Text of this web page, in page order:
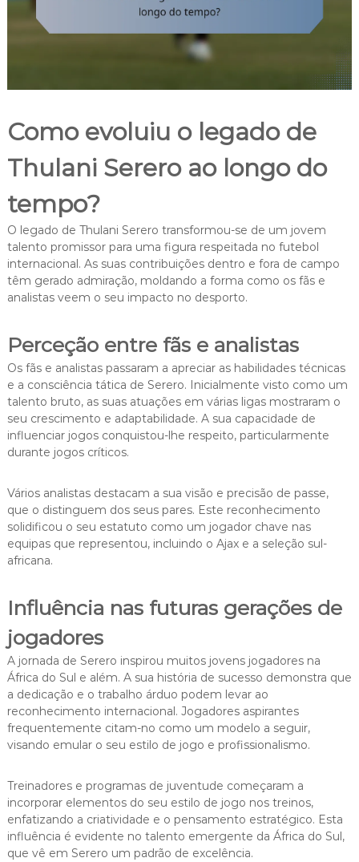
Como evoluiu o legado de
Thulani Serero ao longo do
tempo?
O legado de Thulani Serero transformou-se de um jovem
talento promissor para uma figura respeitada no futebol
internacional. As suas contribuições dentro e fora de campo
têm gerado admiração, moldando a forma como os fãs e
analistas veem o seu impacto no desporto.
Perceção entre fãs e analistas
Os fãs e analistas passaram a apreciar as habilidades técnicas
e a consciência tática de Serero. Inicialmente visto como um
talento bruto, as suas atuações em várias ligas mostraram o
seu crescimento e adaptabilidade. A sua capacidade de
influenciar jogos conquistou-lhe respeito, particularmente
durante jogos críticos.
Vários analistas destacam a sua visão e precisão de passe,
que o distinguem dos seus pares. Este reconhecimento
solidificou o seu estatuto como um jogador chave nas
equipas que representou, incluindo o Ajax e a seleção sul-
africana.
Influência nas futuras gerações de
jogadores
A jornada de Serero inspirou muitos jovens jogadores na
África do Sul e além. A sua história de sucesso demonstra que
a dedicação e o trabalho árduo podem levar ao
reconhecimento internacional. Jogadores aspirantes
frequentemente citam-no como um modelo a seguir,
visando emular o seu estilo de jogo e profissionalismo.
Treinadores e programas de juventude começaram a
incorporar elementos do seu estilo de jogo nos treinos,
enfatizando a criatividade e o pensamento estratégico. Esta
influência é evidente no talento emergente da África do Sul,
que vê em Serero um padrão de excelência.